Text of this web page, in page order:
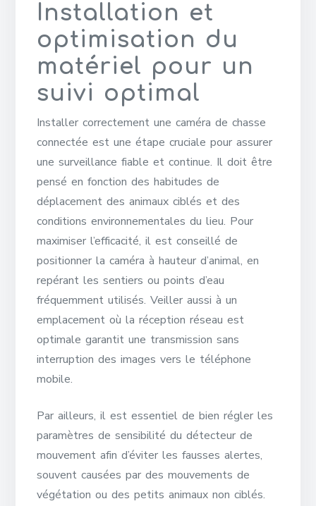
Installation et
optimisation du
matériel pour un
suivi optimal
Installer correctement une caméra de chasse
connectée est une étape cruciale pour assurer
une surveillance fiable et continue. Il doit être
pensé en fonction des habitudes de
déplacement des animaux ciblés et des
conditions environnementales du lieu. Pour
maximiser l’efficacité, il est conseillé de
positionner la caméra à hauteur d’animal, en
repérant les sentiers ou points d’eau
fréquemment utilisés. Veiller aussi à un
emplacement où la réception réseau est
optimale garantit une transmission sans
interruption des images vers le téléphone
mobile.
Par ailleurs, il est essentiel de bien régler les
paramètres de sensibilité du détecteur de
mouvement afin d’éviter les fausses alertes,
souvent causées par des mouvements de
végétation ou des petits animaux non ciblés.